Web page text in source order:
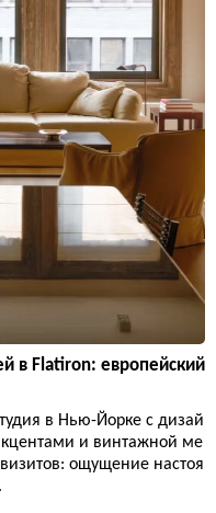
в Flatiron: европейский
в Нью-Йорке с дизай
и винтажной ме
ощущение настоя